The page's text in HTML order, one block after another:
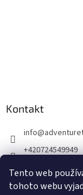
Tento web
tohoto webu
Kontakt
info@
+420724549949
+420606618099